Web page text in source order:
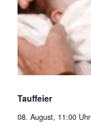
Tauffeier
08. August, 11:00 Uhr